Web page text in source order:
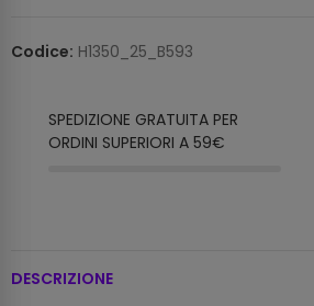
Codice: H1350_25_B593
SPEDIZIONE GRATUITA PER
ORDINI SUPERIORI A 59€
DESCRIZIONE